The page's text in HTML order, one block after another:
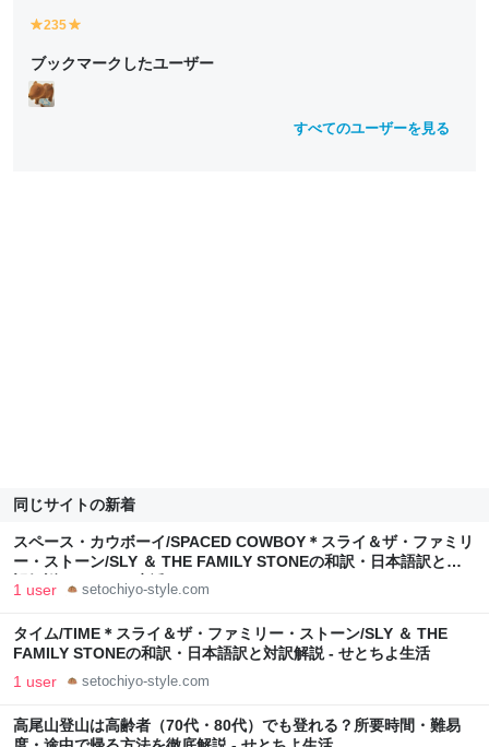
y
ll
o
w
235
ll
ブックマークしたユーザー
すべてのユーザーを見る
同じサイトの新着
スペース・カウボーイ/SPACED COWBOY＊スライ＆ザ・ファミリ
ー・ストーン/SLY ＆ THE FAMILY STONEの和訳・日本語訳と対
訳解説 - せとちよ生活
1 user setochiyo-style.com
タイム/TIME＊スライ＆ザ・ファミリー・ストーン/SLY ＆ THE
FAMILY STONEの和訳・日本語訳と対訳解説 - せとちよ生活
1 user setochiyo-style.com
高尾山登山は高齢者（70代・80代）でも登れる？所要時間・難易